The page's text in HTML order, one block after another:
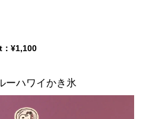
¥1,100
ーハワイかき氷